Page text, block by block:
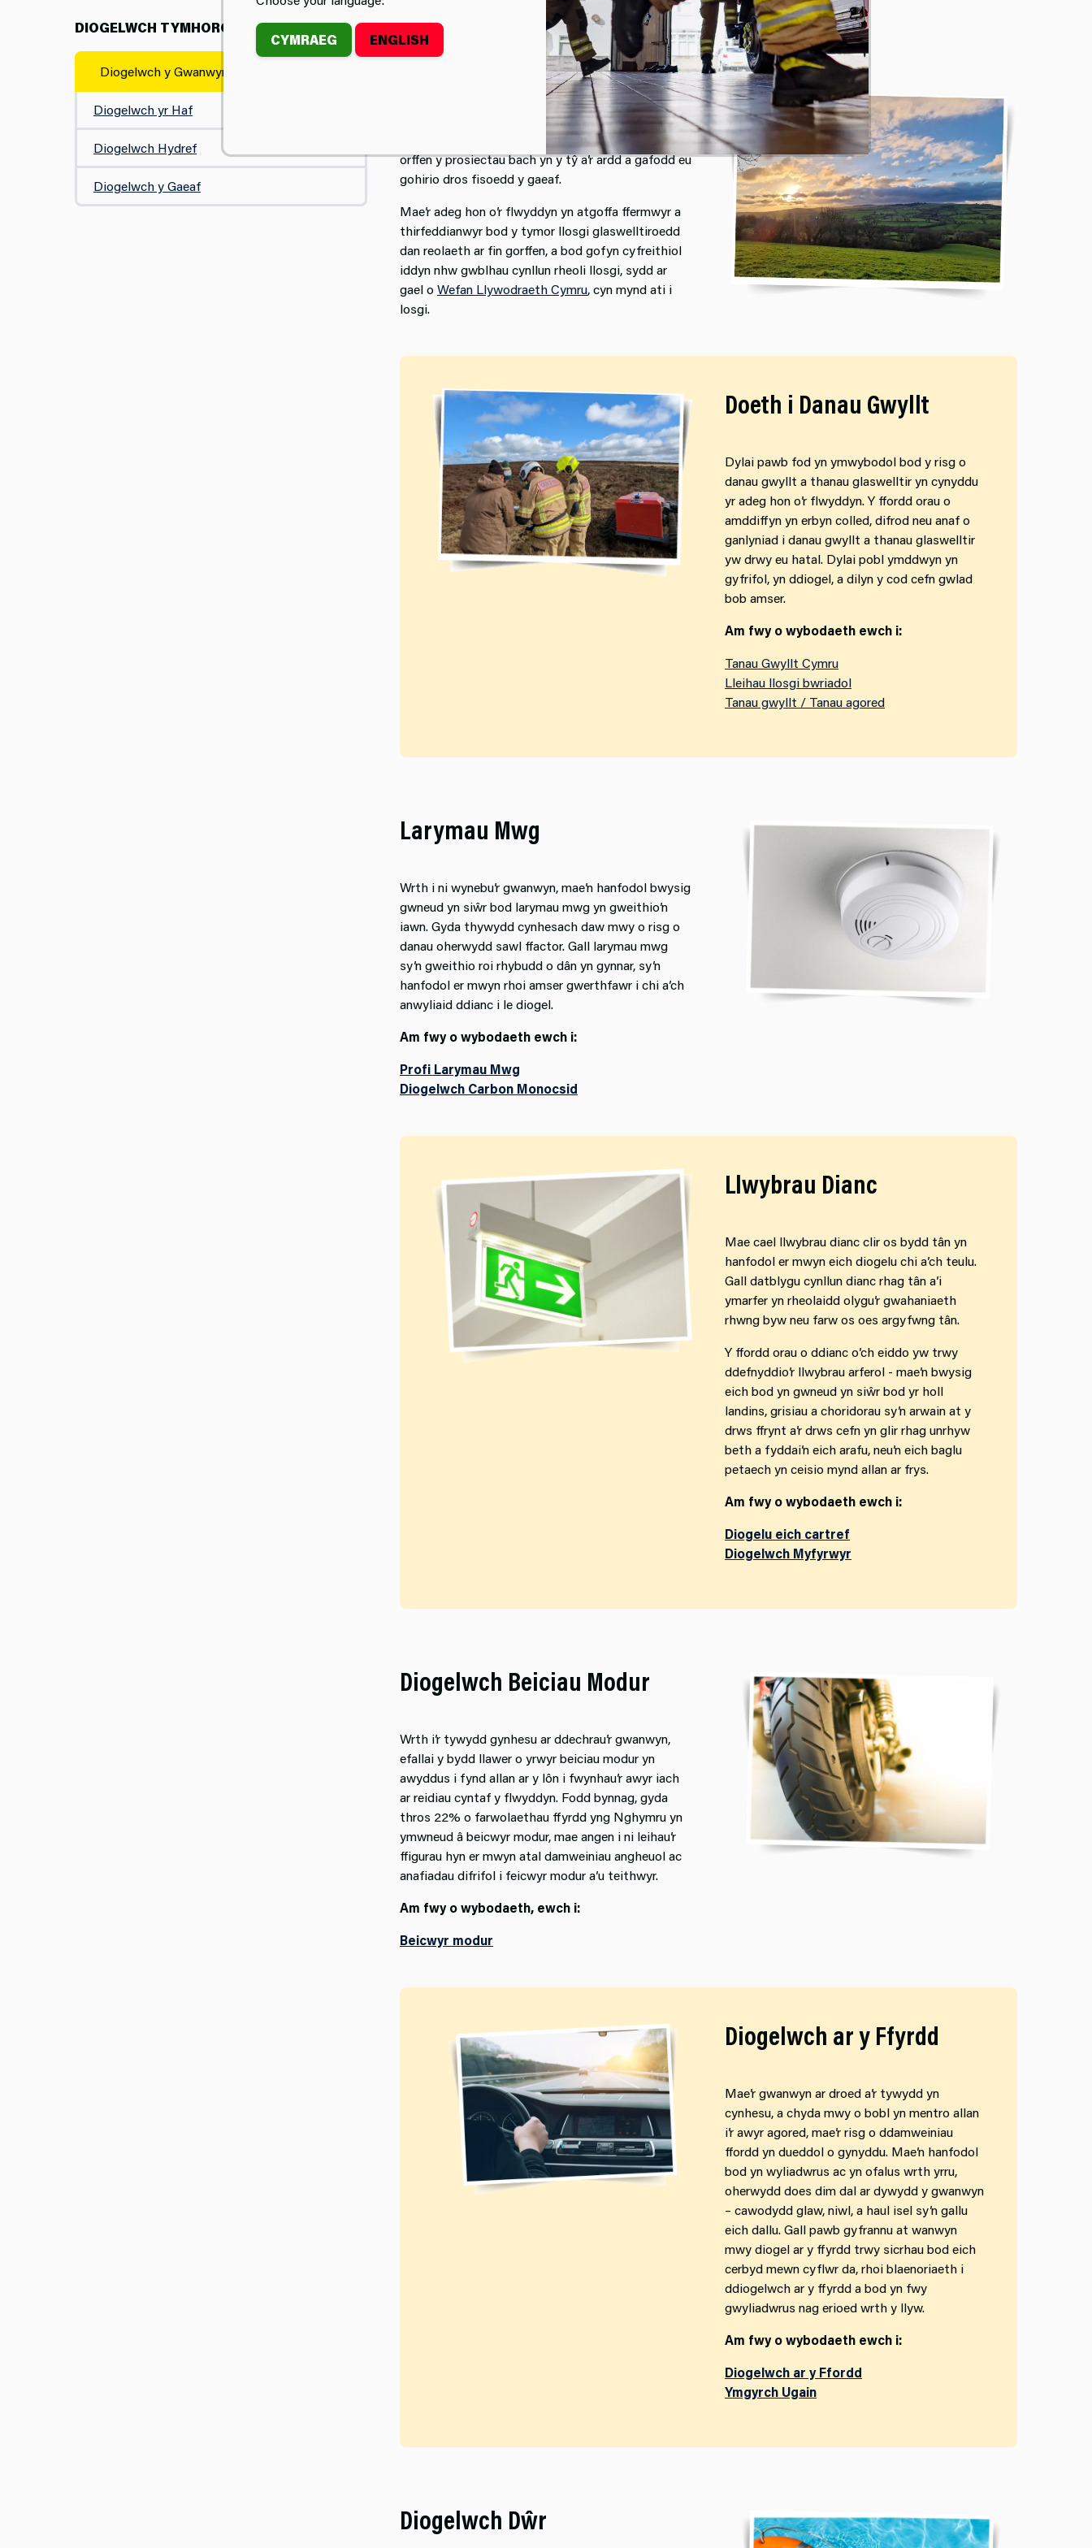
CYMRAEG ENGLISH
DIOGELWCH TYMHOROL
Diogelwch y Gwanwyn
Diogelwch yr Haf
Diogelwch Hydref
Diogelwch y Gaeaf
Cadw'n Ddiogel y Gwanwyn Hwn!
Mae’r gwanwyn bron â chyrraedd! Daw â mwy o
oriau o olau dydd, nosweithiau goleuach, a thywydd
cynhesach. Mae’r newid tymor yn gyfle perffaith i
orffen y prosiectau bach yn y tŷ a’r ardd a gafodd eu
gohirio dros fisoedd y gaeaf.
Mae’r adeg hon o’r flwyddyn yn atgoffa ffermwyr a
thirfeddianwyr bod y tymor llosgi glaswelltiroedd
dan reolaeth ar fin gorffen, a bod gofyn cyfreithiol
iddyn nhw gwblhau cynllun rheoli llosgi, sydd ar
gael o Wefan Llywodraeth Cymru, cyn mynd ati i
losgi.
Doeth i Danau Gwyllt
Dylai pawb fod yn ymwybodol bod y risg o
danau gwyllt a thanau glaswelltir yn cynyddu
yr adeg hon o’r flwyddyn. Y ffordd orau o
amddiffyn yn erbyn colled, difrod neu anaf o
ganlyniad i danau gwyllt a thanau glaswelltir
yw drwy eu hatal. Dylai pobl ymddwyn yn
gyfrifol, yn ddiogel, a dilyn y cod cefn gwlad
bob amser.
Am fwy o wybodaeth ewch i:
Tanau Gwyllt Cymru
Lleihau llosgi bwriadol
Tanau gwyllt / Tanau agored
Larymau Mwg
Wrth i ni wynebu’r gwanwyn, mae’n hanfodol bwysig
gwneud yn siŵr bod larymau mwg yn gweithio’n
iawn. Gyda thywydd cynhesach daw mwy o risg o
danau oherwydd sawl ffactor. Gall larymau mwg
sy’n gweithio roi rhybudd o dân yn gynnar, sy’n
hanfodol er mwyn rhoi amser gwerthfawr i chi a’ch
anwyliaid ddianc i le diogel.
Am fwy o wybodaeth ewch i:
Profi Larymau Mwg
Diogelwch Carbon Monocsid
Llwybrau Dianc
Mae cael llwybrau dianc clir os bydd tân yn
hanfodol er mwyn eich diogelu chi a’ch teulu.
Gall datblygu cynllun dianc rhag tân a’i
ymarfer yn rheolaidd olygu’r gwahaniaeth
rhwng byw neu farw os oes argyfwng tân.
Y ffordd orau o ddianc o’ch eiddo yw trwy
ddefnyddio’r llwybrau arferol - mae’n bwysig
eich bod yn gwneud yn siŵr bod yr holl
landins, grisiau a choridorau sy’n arwain at y
drws ffrynt a’r drws cefn yn glir rhag unrhyw
beth a fyddai’n eich arafu, neu’n eich baglu
petaech yn ceisio mynd allan ar frys.
Am fwy o wybodaeth ewch i:
Diogelu eich cartref
Diogelwch Myfyrwyr
Diogelwch Beiciau Modur
Wrth i’r tywydd gynhesu ar ddechrau’r gwanwyn,
efallai y bydd llawer o yrwyr beiciau modur yn
awyddus i fynd allan ar y lôn i fwynhau’r awyr iach
ar reidiau cyntaf y flwyddyn. Fodd bynnag, gyda
thros 22% o farwolaethau ffyrdd yng Nghymru yn
ymwneud â beicwyr modur, mae angen i ni leihau’r
ffigurau hyn er mwyn atal damweiniau angheuol ac
anafiadau difrifol i feicwyr modur a’u teithwyr.
Am fwy o wybodaeth, ewch i:
Beicwyr modur
Diogelwch ar y Ffyrdd
Mae’r gwanwyn ar droed a’r tywydd yn
cynhesu, a chyda mwy o bobl yn mentro allan
i’r awyr agored, mae’r risg o ddamweiniau
ffordd yn dueddol o gynyddu. Mae’n hanfodol
bod yn wyliadwrus ac yn ofalus wrth yrru,
oherwydd does dim dal ar dywydd y gwanwyn
– cawodydd glaw, niwl, a haul isel sy’n gallu
eich dallu. Gall pawb gyfrannu at wanwyn
mwy diogel ar y ffyrdd trwy sicrhau bod eich
cerbyd mewn cyflwr da, rhoi blaenoriaeth i
ddiogelwch ar y ffyrdd a bod yn fwy
gwyliadwrus nag erioed wrth y llyw.
Am fwy o wybodaeth ewch i:
Diogelwch ar y Ffordd
Ymgyrch Ugain
Diogelwch Dŵr